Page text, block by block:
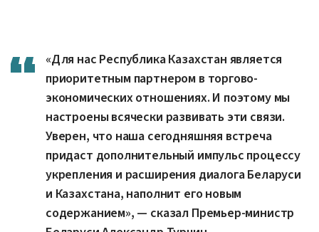
«Для нас Республика Казахстан является
приоритетным партнером в торгово-
экономических отношениях. И поэтому мы
настроены всячески развивать эти связи.
Уверен, что наша сегодняшняя встреча
придаст дополнительный импульс процессу
укрепления и расширения диалога Беларуси
и Казахстана, наполнит его новым
содержанием», — сказал Премьер-министр